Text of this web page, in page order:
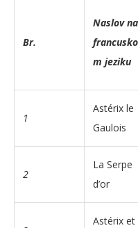
Br.
Naslov na
francusko
m jeziku
1
Astérix le
Gaulois
2
La Serpe
d’or
Astérix et